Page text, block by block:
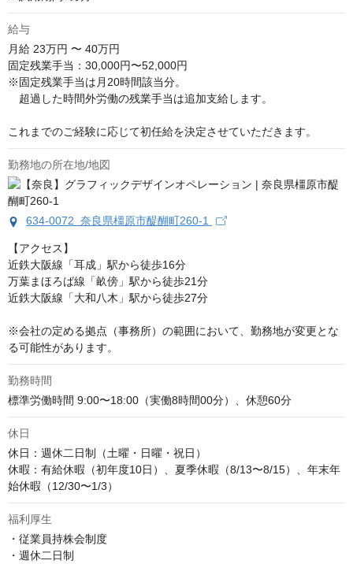
給与
月給 23万円 〜 40万円
固定残業手当：30,000円〜52,000円
※固定残業手当は月20時間該当分。
超過した時間外労働の残業手当は追加支給します。
これまでのご経験に応じて初任給を決定させていただきます。
勤務地の所在地/地図
634-0072 奈良県橿原市醍醐町260-1
【アクセス】
近鉄大阪線「耳成」駅から徒歩16分
万葉まほろば線「畝傍」駅から徒歩21分
近鉄大阪線「大和八木」駅から徒歩27分
※会社の定める拠点（事務所）の範囲において、勤務地が変更とな
る可能性があります。
勤務時間
標準労働時間 9:00〜18:00（実働8時間00分）、休憩60分
休日
休日：週休二日制（土曜・日曜・祝日）
休暇：有給休暇（初年度10日）、夏季休暇（8/13〜8/15）、年末年
始休暇（12/30〜1/3）
福利厚生
・従業員持株会制度
・週休二日制